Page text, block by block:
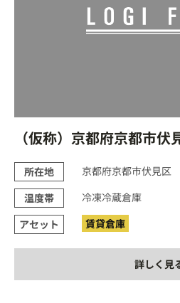
（仮称）京都府京都市伏
所在地
京都府京都市伏見区
温度帯
冷凍冷蔵倉庫
アセット
賃貸倉庫
詳しく見